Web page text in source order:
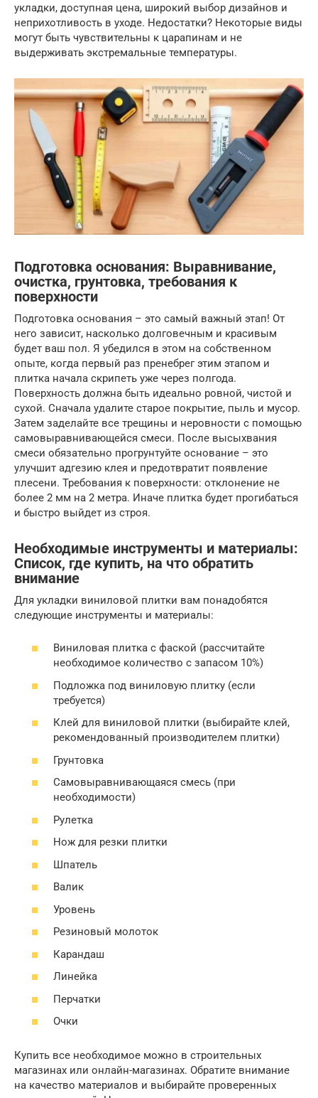
укладки, доступная цена, широкий выбор дизайнов и
неприхотливость в уходе. Недостатки? Некоторые виды
могут быть чувствительны к царапинам и не
выдерживать экстремальные температуры.
Подготовка основания: Выравнивание,
очистка, грунтовка, требования к
поверхности
Подготовка основания – это самый важный этап! От
него зависит, насколько долговечным и красивым
будет ваш пол. Я убедился в этом на собственном
опыте, когда первый раз пренебрег этим этапом и
плитка начала скрипеть уже через полгода.
Поверхность должна быть идеально ровной, чистой и
сухой. Сначала удалите старое покрытие, пыль и мусор.
Затем заделайте все трещины и неровности с помощью
самовыравнивающейся смеси. После высыхвания
смеси обязательно прогрунтуйте основание – это
улучшит адгезию клея и предотвратит появление
плесени. Требования к поверхности: отклонение не
более 2 мм на 2 метра. Иначе плитка будет прогибаться
и быстро выйдет из строя.
Необходимые инструменты и материалы:
Список, где купить, на что обратить
внимание
Для укладки виниловой плитки вам понадобятся
следующие инструменты и материалы:
Виниловая плитка с фаской (рассчитайте
необходимое количество с запасом 10%)
Подложка под виниловую плитку (если
требуется)
Клей для виниловой плитки (выбирайте клей,
рекомендованный производителем плитки)
Грунтовка
Самовыравнивающаяся смесь (при
необходимости)
Рулетка
Нож для резки плитки
Шпатель
Валик
Уровень
Резиновый молоток
Карандаш
Линейка
Перчатки
Очки
Купить все необходимое можно в строительных
магазинах или онлайн-магазинах. Обратите внимание
на качество материалов и выбирайте проверенных